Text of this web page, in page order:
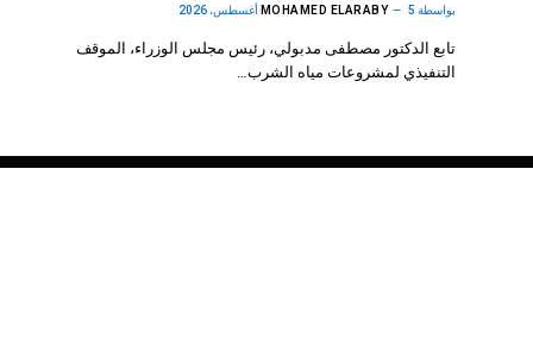
بواسطة MOHAMED ELARABY 5 أغسطس، 2026
تابع الدكتور مصطفى مدبولي، رئيس مجلس الوزراء، الموقف
التنفيذي لمشروعات مياه الشرب…